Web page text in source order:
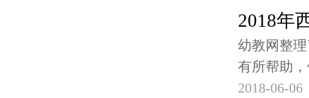
2018年
幼教网整
有所帮助
2018-06-06